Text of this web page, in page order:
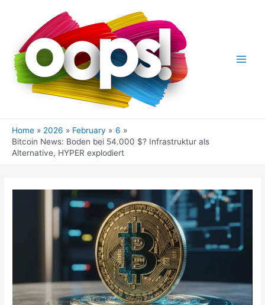
Home 2026 February
6
Bitcoin News: Boden bei 54.000 $? Infrastruktur als
Alternative, HYPER explodiert